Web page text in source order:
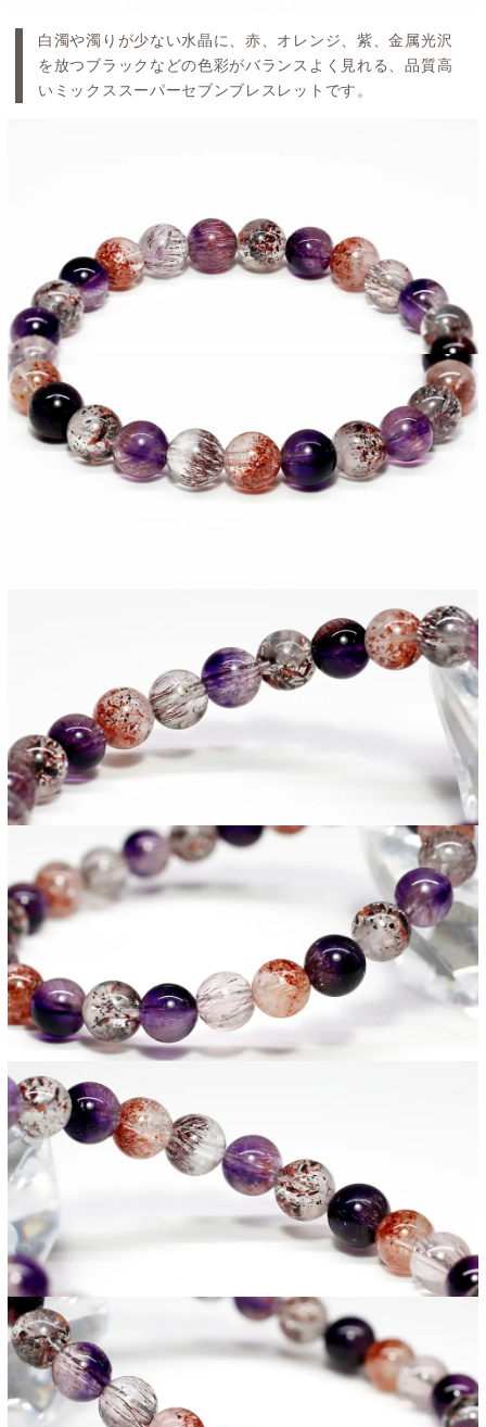
白濁や濁りが少ない水晶に、赤、オレンジ、紫、金属光沢
を放つブラックなどの色彩がバランスよく見れる、品質高
いミックススーパーセブンブレスレットです。